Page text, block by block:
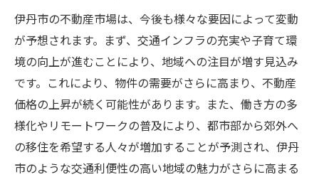
伊丹市の不動産市場は、今後も様々な要因によって変動
が予想されます。まず、交通インフラの充実や子育て環
境の向上が進むことにより、地域への注目が増す見込み
です。これにより、物件の需要がさらに高まり、不動産
価格の上昇が続く可能性があります。また、働き方の多
様化やリモートワークの普及により、都市部から郊外へ
の移住を希望する人々が増加することが予測され、伊丹
市のような交通利便性の高い地域の魅力がさらに高まる